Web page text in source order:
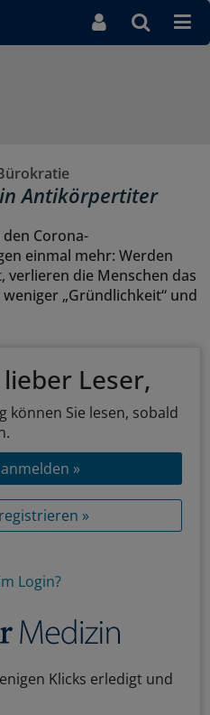
Antikörpertiter
den Corona-
einmal mehr: Werden
die Menschen das
„Gründlichkeit“ und
Leser,
können Sie lesen, sobald
»
»
Login?
Klicks erledigt und